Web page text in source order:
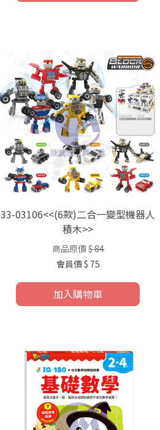
33-03106<<(6款)二合一變型機器人
積木>>
商品原價 $ 84
會員價 $ 75
加入購物車